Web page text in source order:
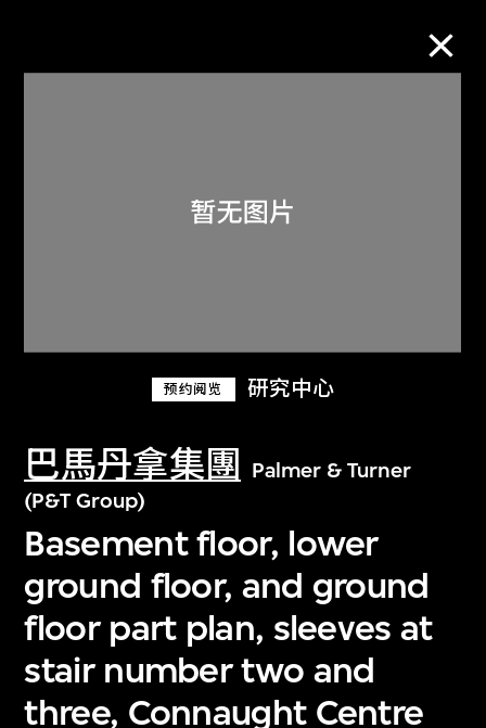
预约阅览 研究中心
巴馬丹拿集團
Palmer & Turner
(P&T Group)
Basement floor, lower
ground floor, and ground
floor part plan, sleeves at
stair number two and
three, Connaught Centre
关于M+藏品
探索世界顶级的二十及二十一世纪视觉
文化藏品。